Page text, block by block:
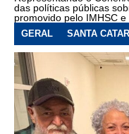
das políticas públicas
promovido pelo IMHSC
GERAL SANTA